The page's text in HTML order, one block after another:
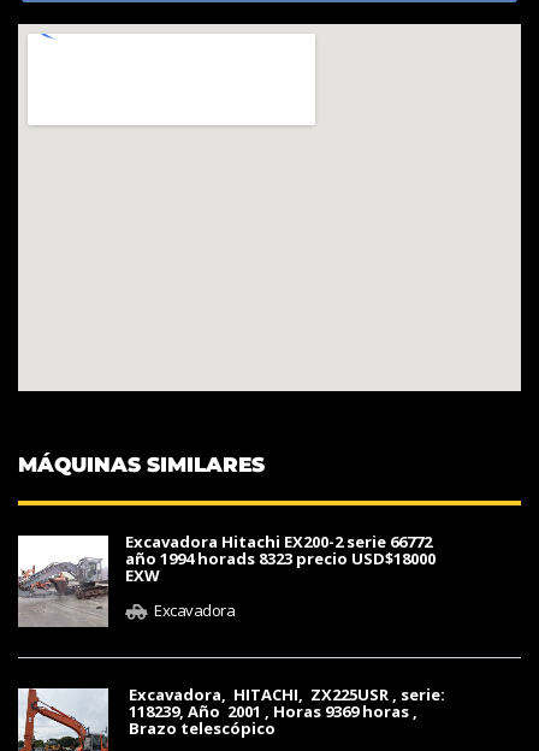
MÁQUINAS SIMILARES
Excavadora Hitachi EX200-2 serie 66772
año 1994 horads 8323 precio USD$18000
EXW
Excavadora
Excavadora, HITACHI, ZX225USR , serie:
118239, Año 2001 , Horas 9369 horas ,
Brazo telescópico